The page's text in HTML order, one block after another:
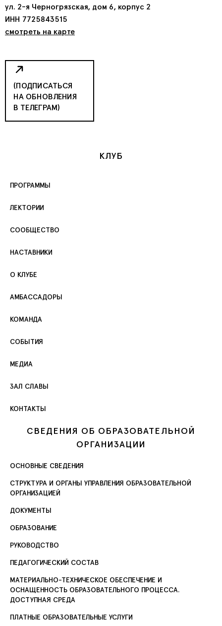
ул. 2-я Черногрязская, дом 6, корпус 2
ИНН 7725843515
смотреть на карте
(ПОДПИСАТЬСЯ
НА ОБНОВЛЕНИЯ
В ТЕЛЕГРАМ)
КЛУБ
ПРОГРАММЫ
ЛЕКТОРИИ
СООБЩЕСТВО
НАСТАВНИКИ
О КЛУБЕ
АМБАССАДОРЫ
КОМАНДА
СОБЫТИЯ
МЕДИА
ЗАЛ СЛАВЫ
КОНТАКТЫ
СВЕДЕНИЯ ОБ ОБРАЗОВАТЕЛЬНОЙ
ОРГАНИЗАЦИИ
ОСНОВНЫЕ СВЕДЕНИЯ
СТРУКТУРА И ОРГАНЫ УПРАВЛЕНИЯ ОБРАЗОВАТЕЛЬНОЙ
ОРГАНИЗАЦИЕЙ
ДОКУМЕНТЫ
ОБРАЗОВАНИЕ
РУКОВОДСТВО
ПЕДАГОГИЧЕСКИЙ СОСТАВ
МАТЕРИАЛЬНО-ТЕХНИЧЕСКОЕ ОБЕСПЕЧЕНИЕ И
ОСНАЩЕННОСТЬ ОБРАЗОВАТЕЛЬНОГО ПРОЦЕССА.
ДОСТУПНАЯ СРЕДА
ПЛАТНЫЕ ОБРАЗОВАТЕЛЬНЫЕ УСЛУГИ